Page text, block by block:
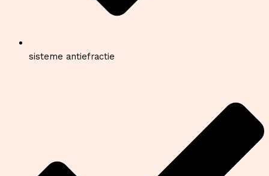
sisteme antiefractie